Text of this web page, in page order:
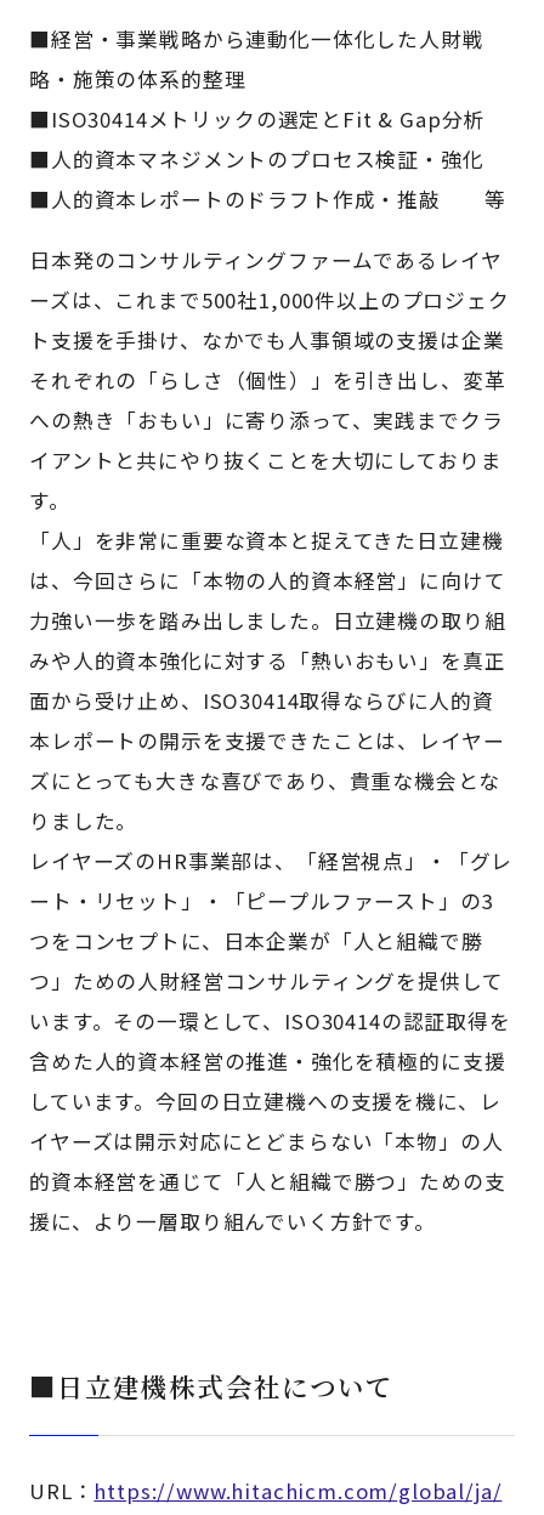
■経営・事業戦略から連動化一体化した人財戦
略・施策の体系的整理
■ISO30414メトリックの選定とFit & Gap分析
■人的資本マネジメントのプロセス検証・強化
■人的資本レポートのドラフト作成・推敲 等
日本発のコンサルティングファームであるレイヤ
ーズは、これまで500社1,000件以上のプロジェク
ト支援を手掛け、なかでも人事領域の支援は企業
それぞれの「らしさ（個性）」を引き出し、変革
への熱き「おもい」に寄り添って、実践までクラ
イアントと共にやり抜くことを大切にしておりま
す。
「人」を非常に重要な資本と捉えてきた日立建機
は、今回さらに「本物の人的資本経営」に向けて
力強い一歩を踏み出しました。日立建機の取り組
みや人的資本強化に対する「熱いおもい」を真正
面から受け止め、ISO30414取得ならびに人的資
本レポートの開示を支援できたことは、レイヤー
ズにとっても大きな喜びであり、貴重な機会とな
りました。
レイヤーズのHR事業部は、「経営視点」・「グレ
ート・リセット」・「ピープルファースト」の3
つをコンセプトに、日本企業が「人と組織で勝
つ」ための人財経営コンサルティングを提供して
います。その一環として、ISO30414の認証取得を
含めた人的資本経営の推進・強化を積極的に支援
しています。今回の日立建機への支援を機に、レ
イヤーズは開示対応にとどまらない「本物」の人
的資本経営を通じて「人と組織で勝つ」ための支
援に、より一層取り組んでいく方針です。
■日立建機株式会社について
URL： https://www.hitachicm.com/global/ja/